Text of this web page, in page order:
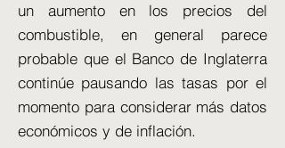
un aumento en los precios del
combustible, en general parece
probable que el Banco de Inglaterra
continúe pausando las tasas por el
momento para considerar más datos
económicos y de inflación.